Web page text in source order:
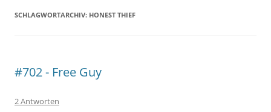
SCHLAGWORTARCHIV: HONEST THIEF
#702 - Free Guy
2 Antworten